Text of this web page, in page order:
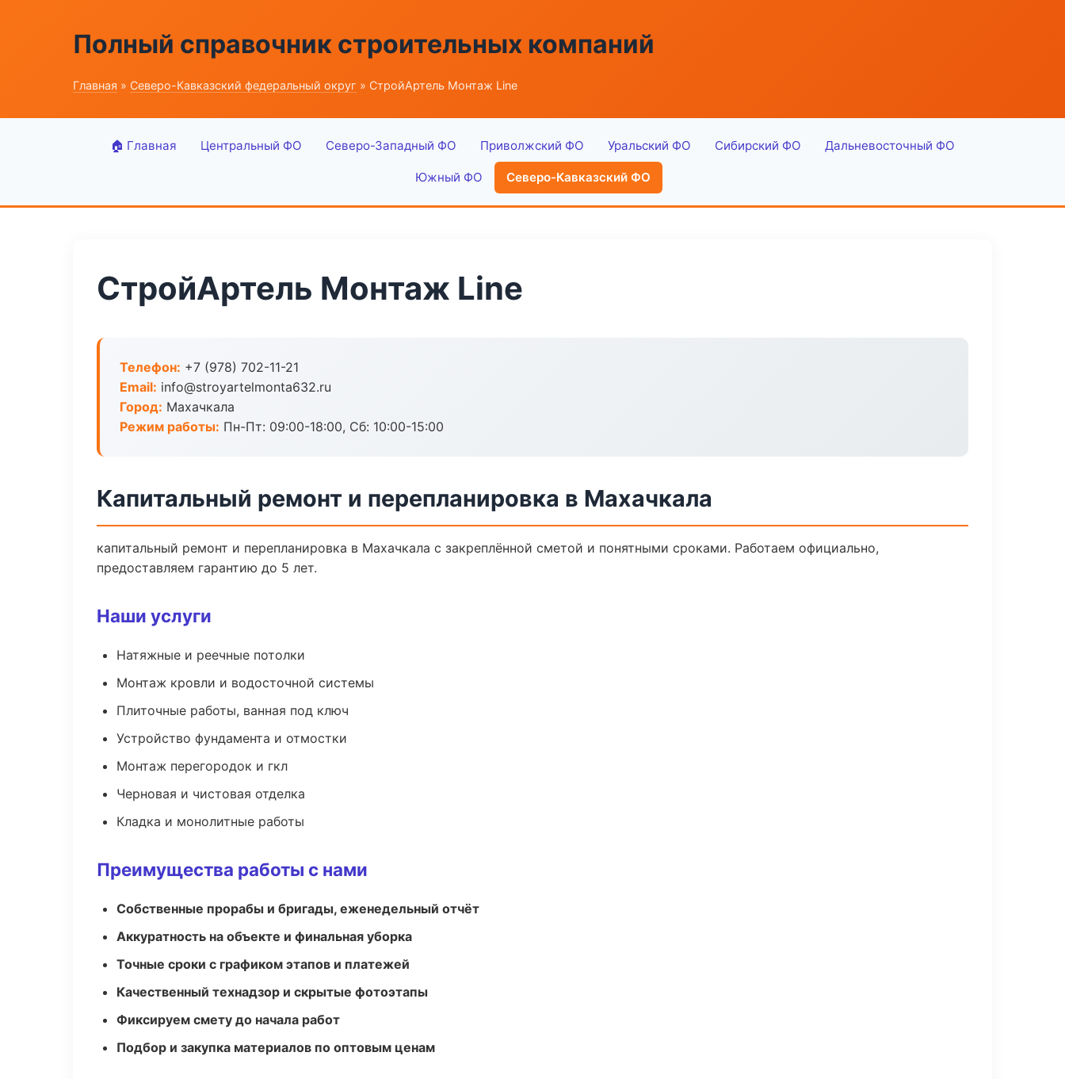
Полный справочник строительных компаний
Главная » Северо-Кавказский федеральный округ » СтройАртель Монтаж Line
🏠 Главная Центральный ФО Северо-Западный ФО Приволжский ФО Уральский ФО Сибирский ФО Дальневосточный ФО
Южный ФО Северо-Кавказский ФО
СтройАртель Монтаж Line
Телефон: +7 (978) 702-11-21
Email: info@stroyartelmonta632.ru
Город: Махачкала
Режим работы: Пн-Пт: 09:00-18:00, Сб: 10:00-15:00
Капитальный ремонт и перепланировка в Махачкала
капитальный ремонт и перепланировка в Махачкала с закреплённой сметой и понятными сроками. Работаем официально,
предоставляем гарантию до 5 лет.
Наши услуги
Натяжные и реечные потолки
Монтаж кровли и водосточной системы
Плиточные работы, ванная под ключ
Устройство фундамента и отмостки
Монтаж перегородок и гкл
Черновая и чистовая отделка
Кладка и монолитные работы
Преимущества работы с нами
Собственные прорабы и бригады, еженедельный отчёт
Аккуратность на объекте и финальная уборка
Точные сроки с графиком этапов и платежей
Качественный технадзор и скрытые фотоэтапы
Фиксируем смету до начала работ
Подбор и закупка материалов по оптовым ценам